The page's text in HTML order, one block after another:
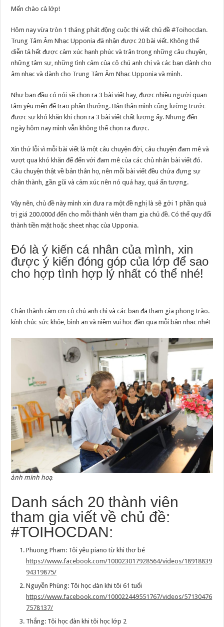
Mến chào cả lớp!
Hôm nay vừa tròn 1 tháng phát động cuộc thi viết chủ đề #Toihocdan.
Trung Tâm Âm Nhạc Upponia đã nhận được 20 bài viết. Không thể
diễn tả hết được cảm xúc hạnh phúc và trân trọng những câu chuyện,
những tâm sự, những tình cảm của cô chú anh chị và các bạn dành cho
âm nhạc và dành cho Trung Tâm Âm Nhạc Upponia và mình.
Như ban đầu có nói sẽ chọn ra 3 bài viết hay, được nhiều người quan
tâm yêu mến để trao phần thưởng. Bản thân mình cũng lường trước
được sự khó khăn khi chọn ra 3 bài viết chất lượng ấy. Nhưng đến
ngày hôm nay mình vẫn không thể chọn ra được.
Xin thứ lỗi vì mỗi bài viết là một câu chuyện đời, câu chuyện đam mê và
vượt qua khó khăn để đến với đam mê của các chủ nhân bài viết đó.
Câu chuyện thật về bản thân họ, nên mỗi bài viết đều chứa đựng sự
chân thành, gần gũi và cảm xúc nên nó quá hay, quá ấn tượng.
Vậy nên, chủ đề này mình xin đưa ra một đề nghị là sẽ gởi 1 phần quà
trị giá 200.000đ đến cho mỗi thành viên tham gia chủ đề. Có thể quy đổi
thành tiền mặt hoặc sheet nhạc của Upponia.
Đó là ý kiến cá nhân của mình, xin
được ý kiến đóng góp của lớp để sao
cho hợp tình hợp lý nhất có thể nhé!
Chân thành cảm ơn cô chú anh chị và các bạn đã tham gia phong trào.
kính chúc sức khỏe, bình an và niềm vui học đàn qua mỗi bản nhạc nhé!
ảnh minh hoạ
Danh sách 20 thành viên
tham gia viết về chủ đề:
#TOIHOCDAN:
Phuong Pham: Tôi yêu piano từ khi thơ bé
https://www.facebook.com/100023017928564/videos/18918839
94319875/
Nguyễn Phùng: Tôi học đàn khi tôi 61 tuổi
https://www.facebook.com/100022449551767/videos/57130476
7578137/
Thắng: Tôi học đàn khi tôi học lớp 2